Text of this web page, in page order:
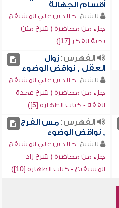
أقسام الجهالة
للشيخ: خالد بن علي المشيقح
جزء من محاضرة ( شرح متن
نخبة الفكر [17])
الفهرس:زوال
العقل , نواقض الوضوء
للشيخ: خالد بن علي المشيقح
جزء من محاضرة ( شرح عمدة
الفقه - كتاب الطهارة [5])
الفهرس:مس الفرج
, نواقض الوضوء
للشيخ: خالد بن علي المشيقح
جزء من محاضرة ( شرح زاد
المستقنع - كتاب الطهارة [10])